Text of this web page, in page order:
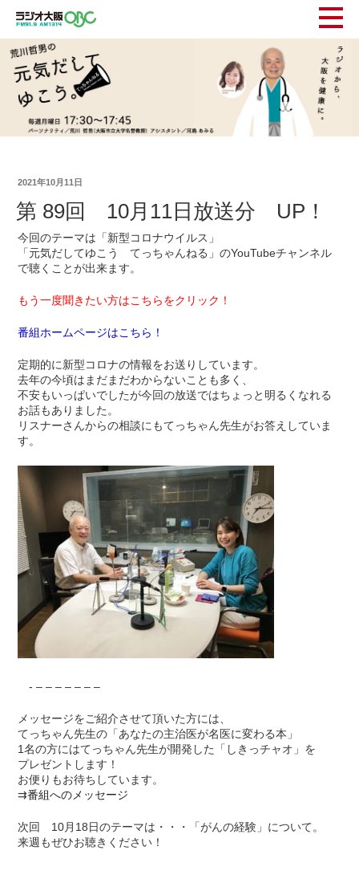
2021年10月11日
第 89回 10月11日放送分 UP！
今回のテーマは「新型コロナウイルス」
「元気だしてゆこう てっちゃんねる」のYouTubeチャンネル
で聴くことが出来ます。
もう一度聞きたい方はこちらをクリック！
番組ホームページはこちら！
定期的に新型コロナの情報をお送りしています。
去年の今頃はまだまだわからないことも多く、
不安もいっぱいでしたが今回の放送ではちょっと明るくなれる
お話もありました。
リスナーさんからの相談にもてっちゃん先生がお答えしていま
す。
- – – – – – – –
メッセージをご紹介させて頂いた方には、
てっちゃん先生の「あなたの主治医が名医に変わる本」
1名の方にはてっちゃん先生が開発した「しきっチャオ」を
プレゼントします！
お便りもお待ちしています。
⇉番組へのメッセージ
次回 10月18日のテーマは・・・「がんの経験」について。
来週もぜひお聴きください！